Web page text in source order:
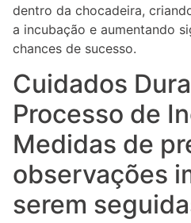
dentro da chocadeira,
a incubação e aumentando
chances de sucesso.
Cuidados
Processo de
Medidas de
observações
serem